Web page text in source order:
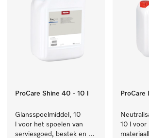
ProCare Shine 40 - 10 l
Glansspoelmiddel, 10
l voor het spoelen van
serviesgoed, bestek en
ProCare
10 l voor